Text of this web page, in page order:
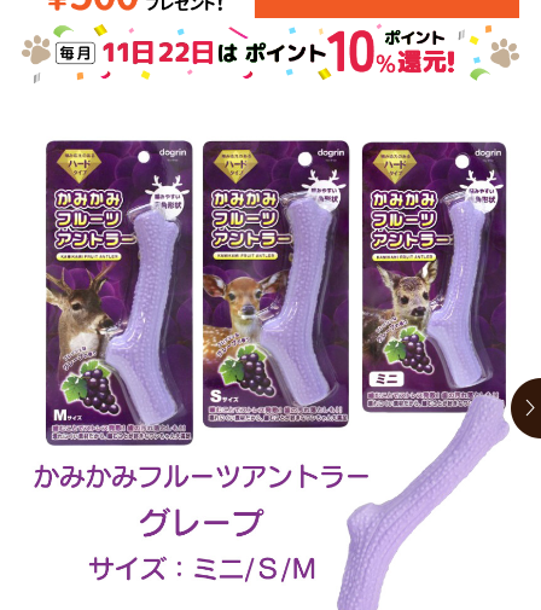
美容・ケア用品 服・おさんぽ用品
日用品（デイリー） リビング雑貨
トリマーグッズ シニアサポート
商品リクエスト
お問い合わせ